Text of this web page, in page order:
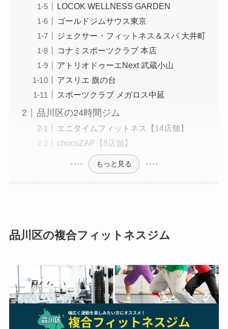
LOCOK WELLNESS GARDEN
ゴールドジムサウス東京
ジェクサー・フィットネス＆スパ 大井町
コナミスポーツクラブ 本店
アトリオドゥーエNext 武蔵小山
アスリエ 旗の台
スポーツクラブ メガロス中延
品川区の24時間ジム
エニタイムフィットネス【14店舗】
chocoZAP【8店舗】
もっと見る
品川区の複合フィットネスジム